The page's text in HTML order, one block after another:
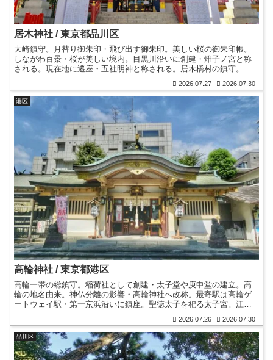
居木神社 / 東京都品川区
大崎鎮守。月替り御朱印・飛び出す御朱印。美しい桜の御朱印帳。
しながわ百景・桜が美しい境内。目黒川沿いに創建・雉子ノ宮と称
される。現在地に遷座・五社明神と称される。居木橋村の鎮守。開
2026.07.27 2026.07.30
港区
高輪神社 / 東京都港区
高輪一帯の総鎮守。稲荷社として創建・太子堂や庚申堂の建立。高
輪の地名由来。神仏分離の影響・高輪神社へ改称。最寄駅は高輪ゲ
ートウェイ駅・第一京浜沿いに鎮座。聖徳太子を祀る太子宮。江戸
2026.07.26 2026.07.30
品川区